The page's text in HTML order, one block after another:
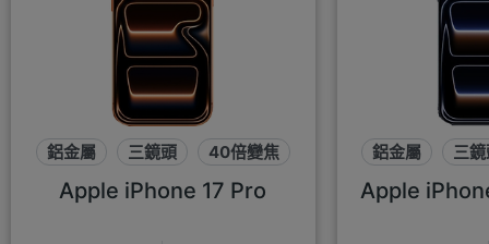
鋁金屬 三鏡頭 40倍變焦
Apple iPhone 17 Pro
鋁金屬 三
Apple